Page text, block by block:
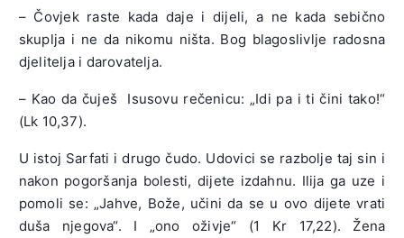
– Čovjek raste kada daje i dijeli, a ne kada sebično
skuplja i ne da nikomu ništa. Bog blagoslivlje radosna
djelitelja i darovatelja.
– Kao da čuješ Isusovu rečenicu: „Idi pa i ti čini tako!“
(Lk 10,37).
U istoj Sarfati i drugo čudo. Udovici se razbolje taj sin i
nakon pogoršanja bolesti, dijete izdahnu. Ilija ga uze i
pomoli se: „Jahve, Bože, učini da se u ovo dijete vrati
duša njegova“. I „ono oživje“ (1 Kr 17,22). Žena